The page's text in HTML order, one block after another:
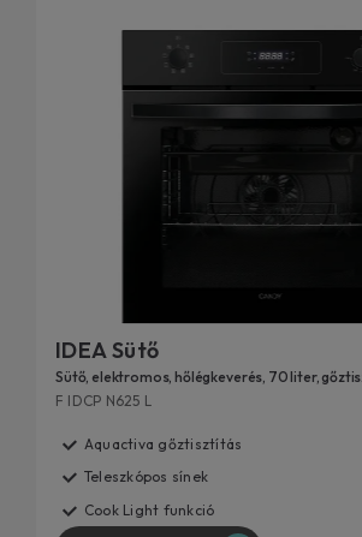
IDEA Sütő
Sütő, elektromos, hőlégkeverés, 70 liter,
F IDCP N625 L
Aquactiva gőztisztítás
Teleszkópos sínek
Cook Light funkció